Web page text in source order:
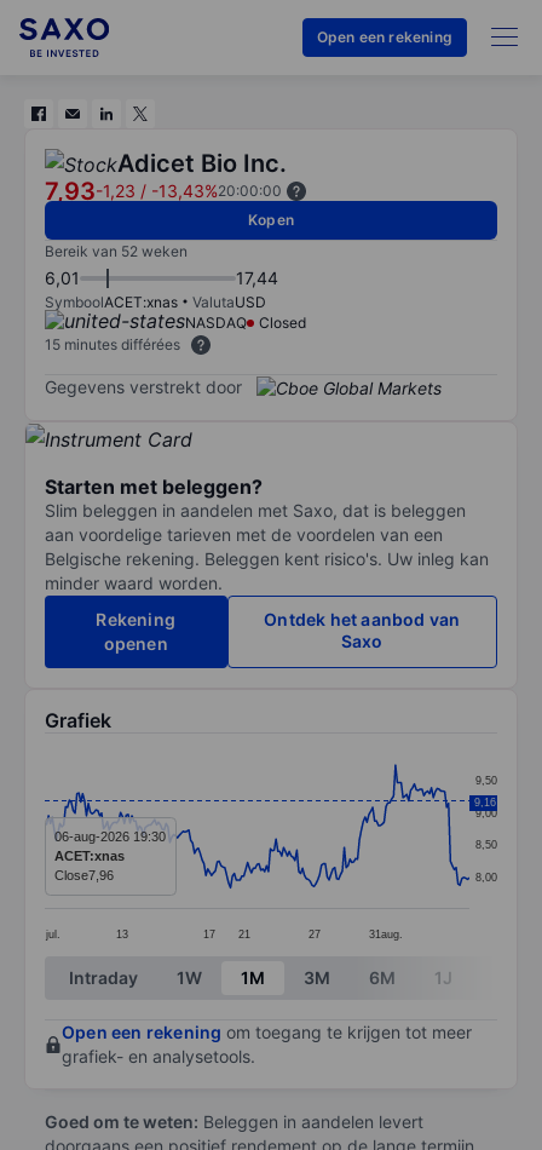
Open een rekening
Adicet Bio Inc.
7,93-1,23 / -13,43%20:00:00
Kopen
Bereik van 52 weken
6,01 17,44
SymboolACET:xnas ValutaUSD
NASDAQ
Closed
15 minutes différées
Gegevens verstrekt door
Starten met beleggen?
Slim beleggen in aandelen met Saxo, dat is beleggen
aan voordelige tarieven met de voordelen van een
Belgische rekening. Beleggen kent risico's. Uw inleg kan
minder waard worden.
Rekening
openen
Ontdek het aanbod van
Saxo
Grafiek
Line chart with 225 data points.
The chart has 1 X axis displaying categories.
The chart has 1 Y axis displaying values. Data ranges
jul. 13 17 21 27 31 aug.
8,00
8,50
9,00
9,50
9,16
06-aug-2026 19:30
ACET:xnas
Close7,96
End of interactive chart.
Intraday 1W 1M 3M 6M 1J
Open een rekening om toegang te krijgen tot meer
grafiek- en analysetools.
Goed om te weten: Beleggen in aandelen levert
doorgaans een positief rendement op de lange termijn